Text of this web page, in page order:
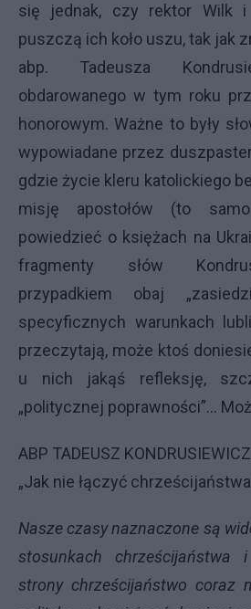
się jednak, czy rektor Wilk
puszczą ich koło uszu, tak jak
abp. Tadeusza
obdarowanego w tym roku
honorowym. Ważne to były
wypowiadane przez
gdzie życie kleru katolickiego
misję apostołów (to
powiedzieć o księżach na
fragmenty słów
przypadkiem obaj
specyficznych warunkach
przeczytają, może ktoś
u nich jakąś refleksję,
„politycznej poprawności”...
ABP TADEUSZ KONDRUSIEWICZ
„Jak nie łączyć
Nasze czasy naznaczone są
stosunkach
strony chrześcijaństwo coraz